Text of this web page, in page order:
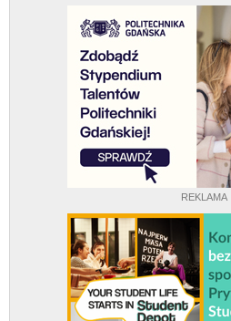
REKLAMA